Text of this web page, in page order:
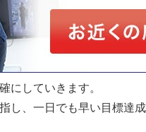
にしていきます。
、一日でも早い目標達